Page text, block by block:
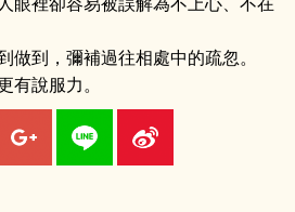
眼裡卻容易被誤解為不上心、不在
做到，彌補過往相處中的疏忽。
有說服力。